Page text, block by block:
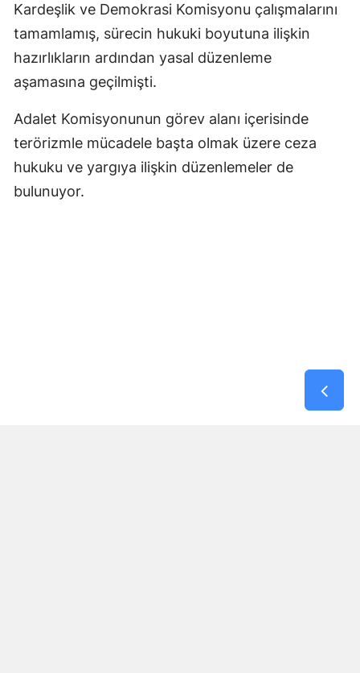
Kardeşlik ve Demokrasi Komisyonu çalışmalarını
tamamlamış, sürecin hukuki boyutuna ilişkin
hazırlıkların ardından yasal düzenleme
aşamasına geçilmişti.
Adalet Komisyonunun görev alanı içerisinde
terörizmle mücadele başta olmak üzere ceza
hukuku ve yargıya ilişkin düzenlemeler de
bulunuyor.